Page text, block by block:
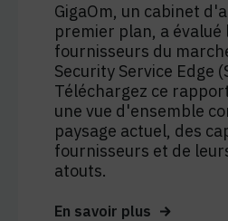
GigaOm, un cabinet
premier plan, a
fournisseurs du
Security Service Edge
Téléchargez ce
une vue d'ensemble
paysage actuel, des
fournisseurs et de
atouts.
En savoir plus